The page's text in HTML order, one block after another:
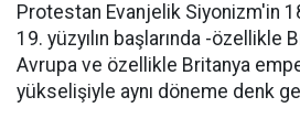
Protestan Evanjelik Siyonizm'in
19. yüzyılın başlarında -özellikle
Avrupa ve özellikle Britanya
yükselişiyle aynı döneme denk